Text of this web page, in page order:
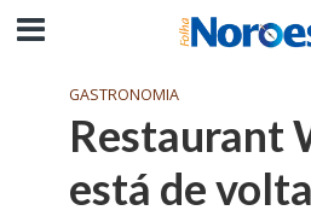
GASTRONOMIA
Restaurant
está de